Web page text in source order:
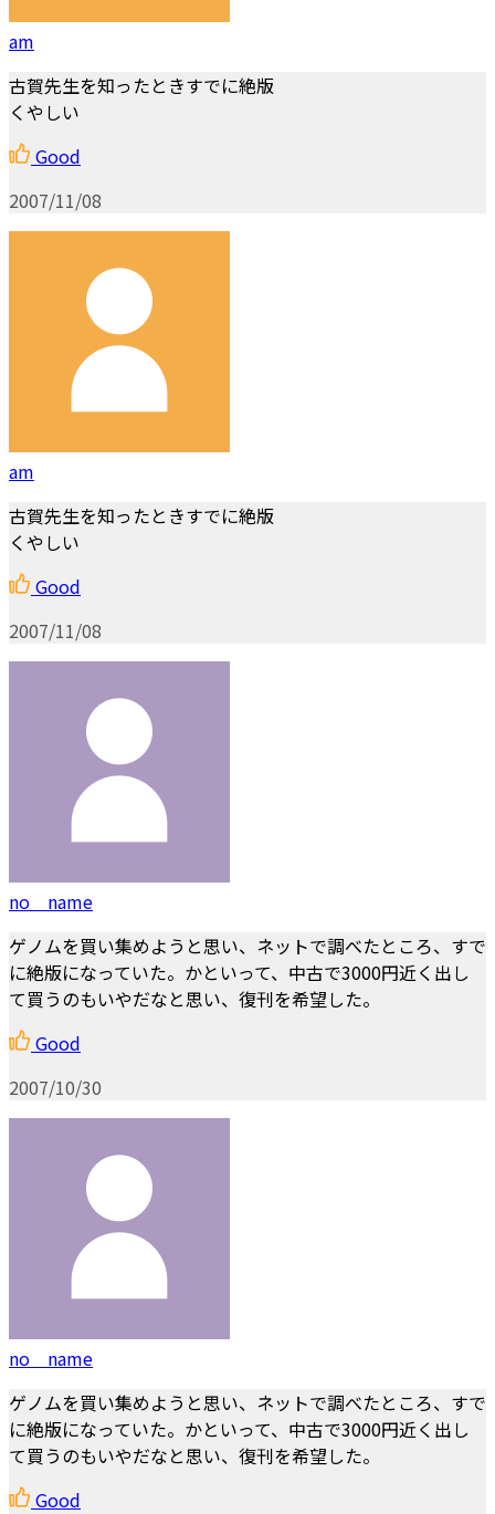
am
古賀先生を知ったときすでに絶版
くやしい
Good
2007/11/08
am
古賀先生を知ったときすでに絶版
くやしい
Good
2007/11/08
no name
ゲノムを買い集めようと思い、ネットで調べたところ、すで
に絶版になっていた。かといって、中古で3000円近く出し
て買うのもいやだなと思い、復刊を希望した。
Good
2007/10/30
no name
ゲノムを買い集めようと思い、ネットで調べたところ、すで
に絶版になっていた。かといって、中古で3000円近く出し
て買うのもいやだなと思い、復刊を希望した。
Good